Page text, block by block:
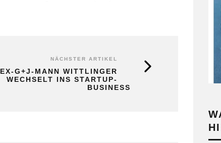
NÄCHSTER ARTIKEL
EX-G+J-MANN WITTLINGER
WECHSELT INS STARTUP-
BUSINESS